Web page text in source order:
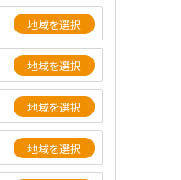
地域を選択
地域を選択
地域を選択
地域を選択